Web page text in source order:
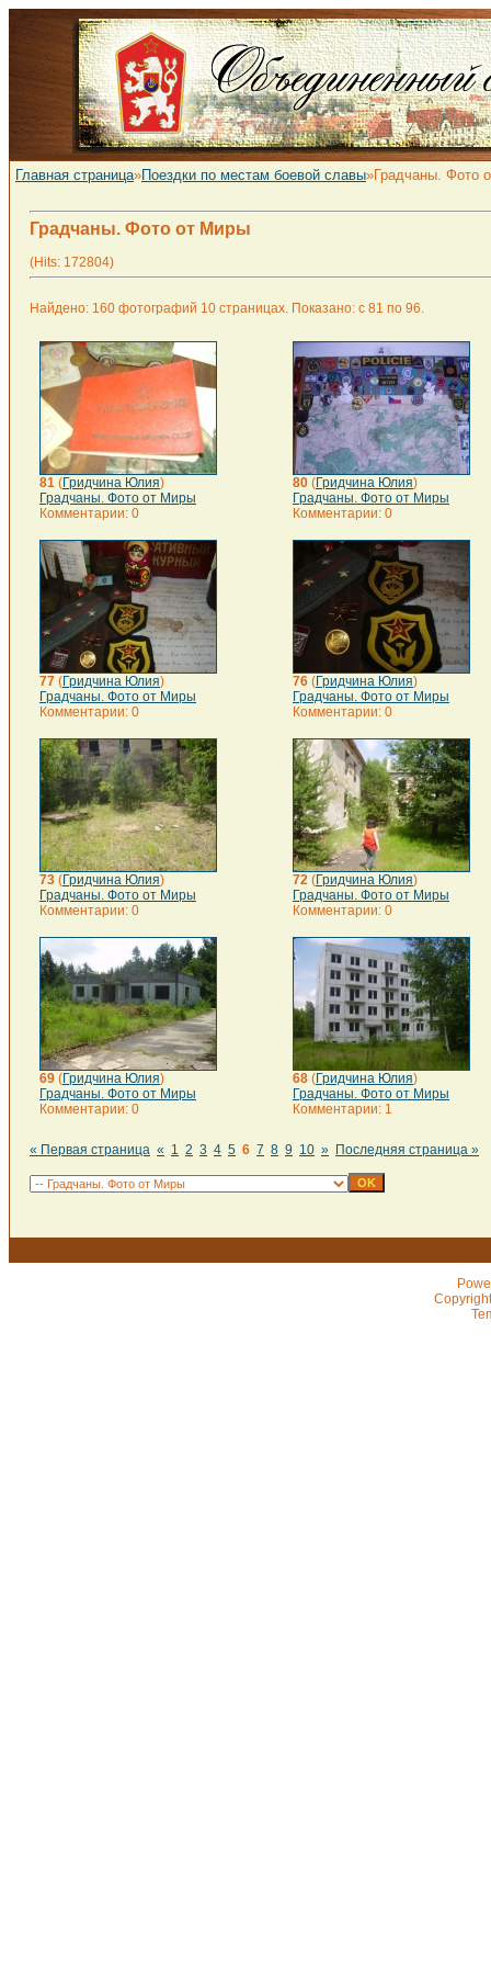
Главная страница»Поездки по местам боевой славы»Градчаны. Фото
Градчаны. Фото от Миры
(Hits: 172804)
Найдено: 160 фотографий 10 страницах. Показано: с 81 по 96.
81 (Гридчина Юлия)
Градчаны. Фото от Миры
Комментарии: 0
80 (Гридчина Юлия)
Градчаны. Фото от Миры
Комментарии: 0
77 (Гридчина Юлия)
Градчаны. Фото от Миры
Комментарии: 0
76 (Гридчина Юлия)
Градчаны. Фото от Миры
Комментарии: 0
73 (Гридчина Юлия)
Градчаны. Фото от Миры
Комментарии: 0
72 (Гридчина Юлия)
Градчаны. Фото от Миры
Комментарии: 0
69 (Гридчина Юлия)
Градчаны. Фото от Миры
Комментарии: 0
68 (Гридчина Юлия)
Градчаны. Фото от Миры
Комментарии: 1
« Первая страница « 1 2 3 4 5 6 7 8 9 10 » Последняя страница »